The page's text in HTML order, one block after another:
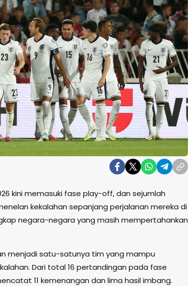
kini memasuki fase play-off, dan sejumlah
kekalahan sepanjang perjalanan mereka di
negara-negara yang masih mempertahankan
menjadi satu-satunya tim yang mampu
Dari total 16 pertandingan pada fase
11 kemenangan dan lima hasil imbang.